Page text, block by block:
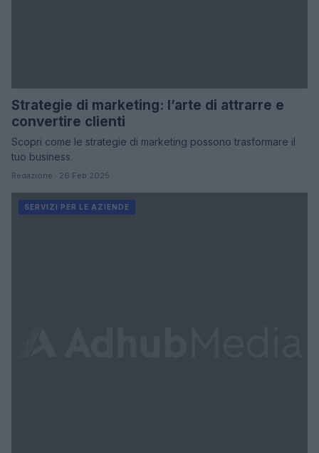
Strategie di marketing: l’arte di attrarre e
convertire clienti
Scopri come le strategie di marketing possono trasformare il
tuo business.
Redazione · 26 Feb 2025
SERVIZI PER LE AZIENDE